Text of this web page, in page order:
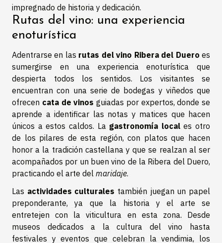
impregnado de historia y dedicación.
Rutas del vino: una experiencia
enoturística
Adentrarse en las rutas del vino Ribera del Duero es
sumergirse en una experiencia enoturística que
despierta todos los sentidos. Los visitantes se
encuentran con una serie de bodegas y viñedos que
ofrecen cata de vinos guiadas por expertos, donde se
aprende a identificar las notas y matices que hacen
únicos a estos caldos. La gastronomía locales otro
de los pilares de esta región, con platos que hacen
honor a la tradición castellana y que se realzan al ser
acompañados por un buen vino de la Ribera del Duero,
practicando el arte del maridaje.
Las actividades culturales también juegan un papel
preponderante, ya que la historia y el arte se
entretejen con la viticultura en esta zona. Desde
museos dedicados a la cultura del vino hasta
festivales y eventos que celebran la vendimia, los